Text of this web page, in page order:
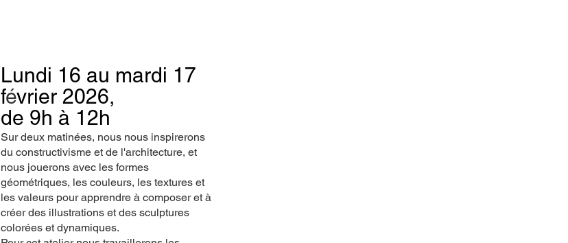
Lundi 16 au mardi 17
février 2026,
de 9h à 12h
Sur deux matinées, nous nous inspirerons
du constructivisme et de l'architecture, et
nous jouerons avec les formes
géométriques, les couleurs, les textures et
les valeurs pour apprendre à composer et à
créer des illustrations et des sculptures
colorées et dynamiques.